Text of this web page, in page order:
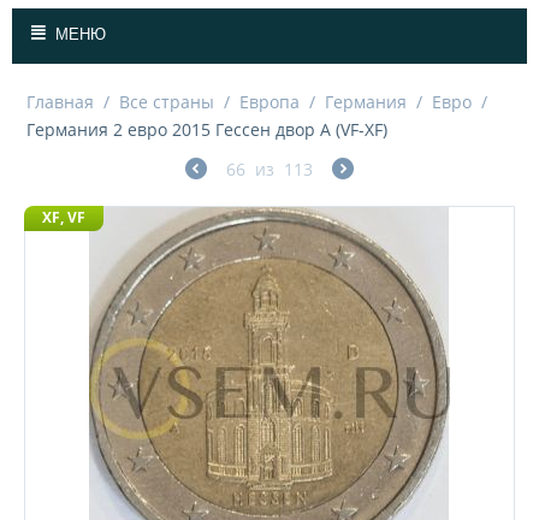
МЕНЮ
Главная / Все страны / Европа / Германия / Евро /
Германия 2 евро 2015 Гессен двор А (VF-XF)
66 из 113
XF, VF